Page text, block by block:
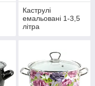
Каструлі
емальовані 1-3,5
літра